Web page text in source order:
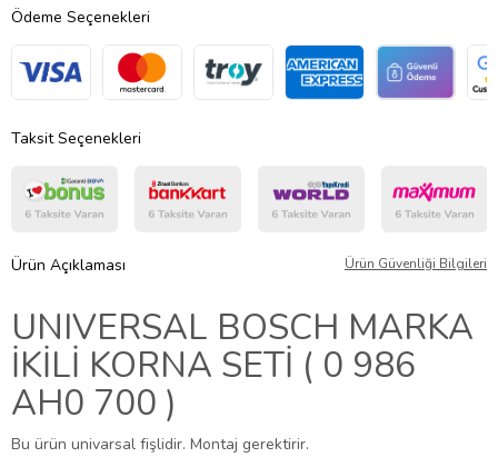
Ödeme Seçenekleri
Taksit Seçenekleri
Ürün Açıklaması Ürün Güvenliği Bilgileri
UNIVERSAL BOSCH MARKA
İKİLİ KORNA SETİ ( 0 986
AH0 700 )
Bu ürün univarsal fişlidir. Montaj gerektirir.